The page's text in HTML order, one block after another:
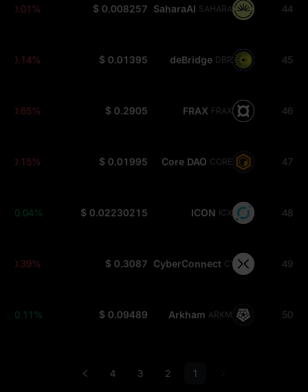
44
SaharaAI SAHARA
$ 0.008257
-0.01%
45
deBridge DBR
$ 0.01395
-0.14%
46
FRAX FRAX
$ 0.2905
-0.65%
47
Core DAO CORE
$ 0.01995
-0.15%
48
ICON ICX
$ 0.02230215
+0.04%
49
CyberConnect CYBER
$ 0.3087
-0.39%
50
Arkham ARKM
$ 0.09489
+0.11%
1
2
3
4